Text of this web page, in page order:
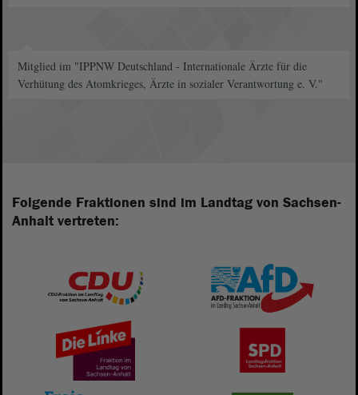
Mitglied im "IPPNW Deutschland - Internationale Ärzte für die
Verhütung des Atomkrieges, Ärzte in sozialer Verantwortung e. V."
Folgende Fraktionen sind im Landtag von Sachsen-
Anhalt vertreten: